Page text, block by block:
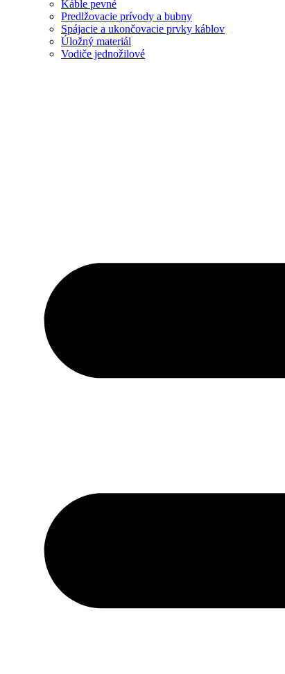
Káble pevné
Predlžovacie prívody a bubny
Spájacie a ukončovacie prvky káblov
Úložný materiál
Vodiče jednožilové